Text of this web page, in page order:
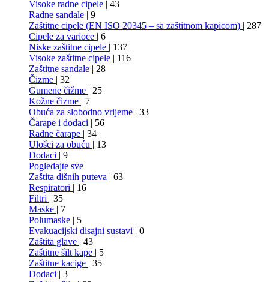
Visoke radne cipele | 43
Radne sandale | 9
Zaštitne cipele (EN ISO 20345 – sa zaštitnom kapicom) | 287
Cipele za varioce | 6
Niske zaštitne cipele | 137
Visoke zaštitne cipele | 116
Zaštitne sandale | 28
Čizme | 32
Gumene čižme | 25
Kožne čizme | 7
Obuća za slobodno vrijeme | 33
Čarape i dodaci | 56
Radne čarape | 34
Ulošci za obuću | 13
Dodaci | 9
Pogledajte sve
Zaštita dišnih puteva | 63
Respiratori | 16
Filtri | 35
Maske | 7
Polumaske | 5
Evakuacijski disajni sustavi | 0
Zaštita glave | 43
Zaštitne šilt kape | 5
Zaštitne kacige | 35
Dodaci | 3